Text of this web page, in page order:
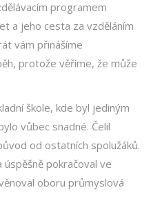
programem
a jeho cesta za vzděláním
vám přinášíme
protože věříme, že může
škole, kde byl jediným
vůbec snadné. Čelil
od ostatních spolužáků.
pokračoval ve
oboru průmyslová